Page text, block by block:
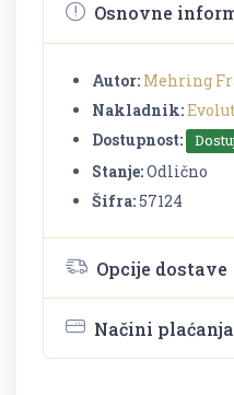
Osnovne
Autor: Mehring
Nakladnik:
Dostupnost:
Stanje:Odlično
Šifra:57124
Opcije dostave
Načini plaćanja